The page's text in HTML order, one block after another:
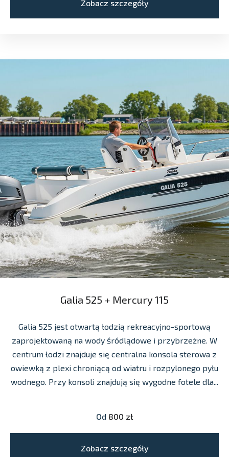
Zobacz szczegóły
Galia 525 + Mercury 115
Galia 525 jest otwartą łodzią rekreacyjno-sportową
zaprojektowaną na wody śródlądowe i przybrzeżne. W
centrum łodzi znajduje się centralna konsola sterowa z
owiewką z plexi chroniącą od wiatru i rozpylonego pyłu
wodnego. Przy konsoli znajdują się wygodne fotele dla...
Od 800 zł
Zobacz szczegóły